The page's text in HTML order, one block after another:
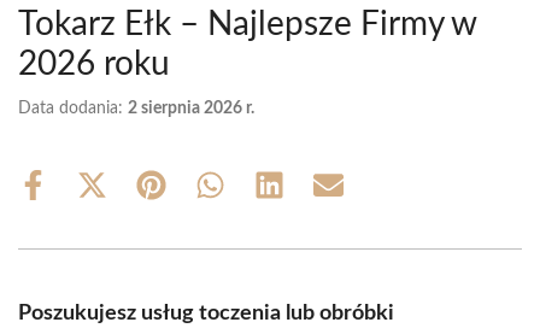
Tokarz Ełk – Najlepsze Firmy w
2026 roku
Data dodania: 2 sierpnia 2026 r.
Share
Share
(Twitter)
Share Share Share Share
Poszukujesz usług toczenia lub obróbki